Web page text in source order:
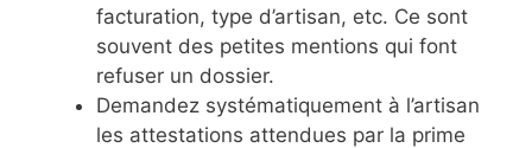
facturation, type d’artisan, etc. Ce sont
souvent des petites mentions qui font
refuser un dossier.
Demandez systématiquement à l’artisan
les attestations attendues par la prime